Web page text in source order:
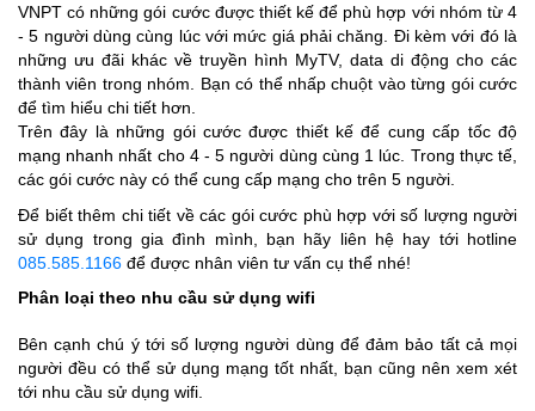
VNPT có những gói cước được thiết kế để phù hợp với nhóm từ 4
- 5 người dùng cùng lúc với mức giá phải chăng. Đi kèm với đó là
những ưu đãi khác về truyền hình MyTV, data di động cho các
thành viên trong nhóm. Bạn có thể nhấp chuột vào từng gói cước
để tìm hiểu chi tiết hơn.
Trên đây là những gói cước được thiết kế để cung cấp tốc độ
mạng nhanh nhất cho 4 - 5 người dùng cùng 1 lúc. Trong thực tế,
các gói cước này có thể cung cấp mạng cho trên 5 người.
Để biết thêm chi tiết về các gói cước phù hợp với số lượng người
sử dụng trong gia đình mình, bạn hãy liên hệ hay tới hotline
085.585.1166 để được nhân viên tư vấn cụ thể nhé!
Phân loại theo nhu cầu sử dụng wifi
Bên cạnh chú ý tới số lượng người dùng để đảm bảo tất cả mọi
người đều có thể sử dụng mạng tốt nhất, bạn cũng nên xem xét
tới nhu cầu sử dụng wifi.